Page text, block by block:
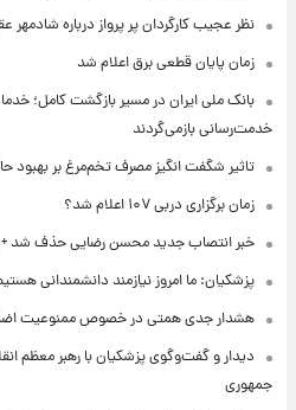
نظر عجیب کارگردان پر پرواز درباره شادمهر
زمان پایان قطعی برق اعلام شد
بانک ملی ایران در مسیر بازگشت کامل؛
خدمت‌رسانی بازمی‌گردند
تاثیر شگفت انگیز مصرف تخم‌مرغ بر بهبود
زمان برگزاری دربی ۱۰۷ اعلام شد؟
خبر انتصاب جدید محسن رضایی حذف شد +
پزشکیان: ما امروز نیازمند دانشمندانی
هشدار جدی همتی در خصوص ممنوعیت اضافه
دیدار و گفت‌وگوی پزشکیان با رهبر معظم
جمهوری